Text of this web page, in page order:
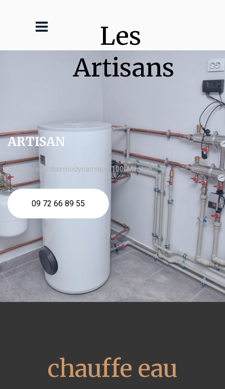
Les
Artisans
ARTISAN
chauffe eau thermodynamique 100l Menton
09 72 66 89 55
chauffe eau